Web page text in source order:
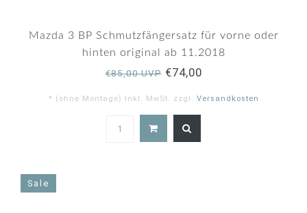
Mazda 3 BP Schmutzfängersatz für vorne oder
hinten original ab 11.2018
€85,00 UVP€74,00
* (ohne Montage) Inkl. MwSt. zzgl. Versandkosten
Sale